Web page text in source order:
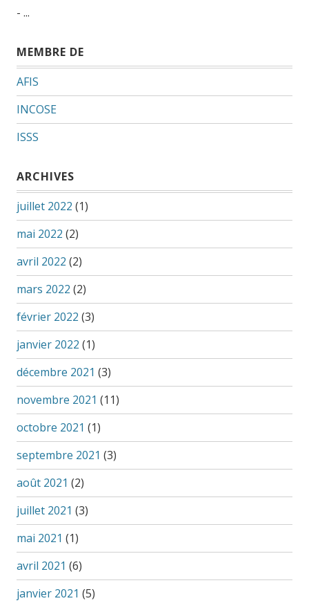
- ...
MEMBRE DE
AFIS
INCOSE
ISSS
ARCHIVES
juillet 2022 (1)
mai 2022 (2)
avril 2022 (2)
mars 2022 (2)
février 2022 (3)
janvier 2022 (1)
décembre 2021 (3)
novembre 2021 (11)
octobre 2021 (1)
septembre 2021 (3)
août 2021 (2)
juillet 2021 (3)
mai 2021 (1)
avril 2021 (6)
janvier 2021 (5)